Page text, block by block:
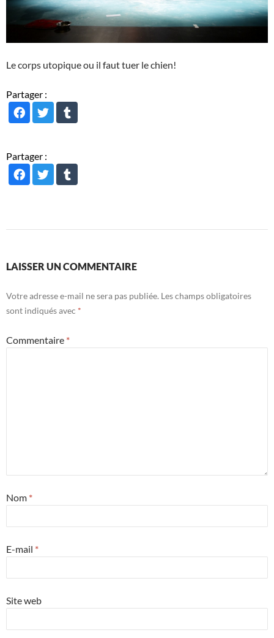
Le corps utopique ou il faut tuer le chien!
Partager :
Partager :
LAISSER UN COMMENTAIRE
Votre adresse e-mail ne sera pas publiée. Les champs obligatoires
sont indiqués avec *
Commentaire *
Nom *
E-mail *
Site web